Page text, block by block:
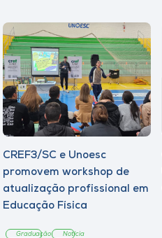
CREF3/SC e Unoesc
promovem workshop de
atualização profissional em
Educação Física
Graduação Notícia